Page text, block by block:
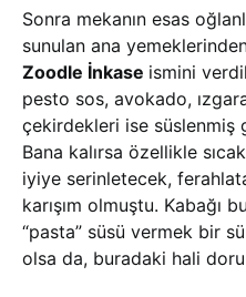
Sonra mekanın esas
sunulan ana
Zoodle İnkase ismini
pesto sos, avokado,
çekirdekleri ise süslenmiş
Bana kalırsa özellikle
iyiye serinletecek,
karışım olmuştu. Kabağı
“pasta” süsü vermek bir
olsa da, buradaki hali